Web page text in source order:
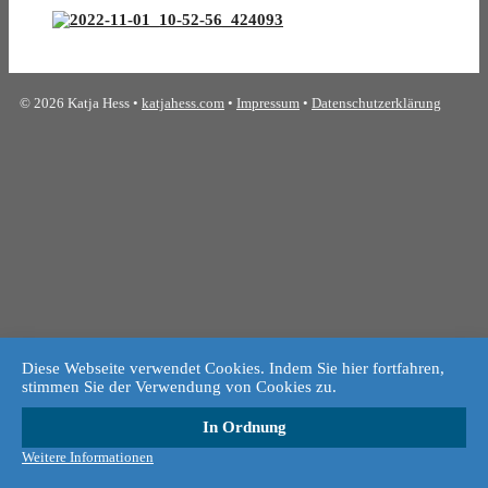
© 2026 Katja Hess • katjahess.com • Impressum • Datenschutzerklärung
Diese Webseite verwendet Cookies. Indem Sie hier fortfahren,
stimmen Sie der Verwendung von Cookies zu.
In Ordnung
Weitere Informationen